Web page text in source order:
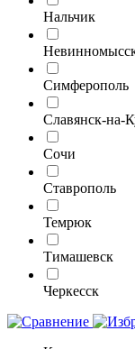
Нальчик
Симферополь
Славянск-на-
Сочи
Ставрополь
Темрюк
Тимашевск
Черкесск